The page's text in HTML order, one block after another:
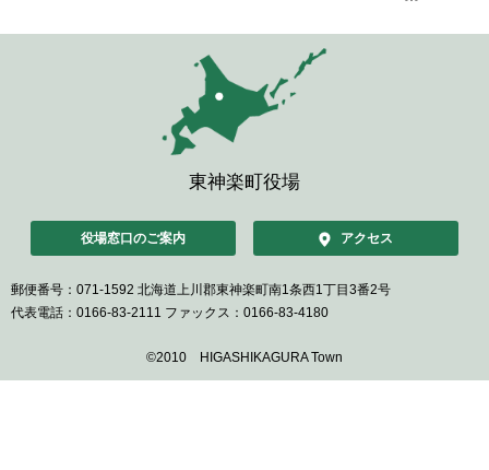
東神楽町役場
役場窓口のご案内 アクセス
郵便番号：071-1592 北海道上川郡東神楽町南1条西1丁目3番2号
代表電話：0166-83-2111
ファックス：0166-83-4180
©2010 HIGASHIKAGURA Town